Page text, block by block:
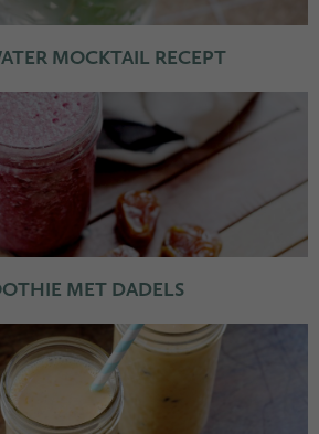
MOCKTAIL RECEPT
MET DADELS